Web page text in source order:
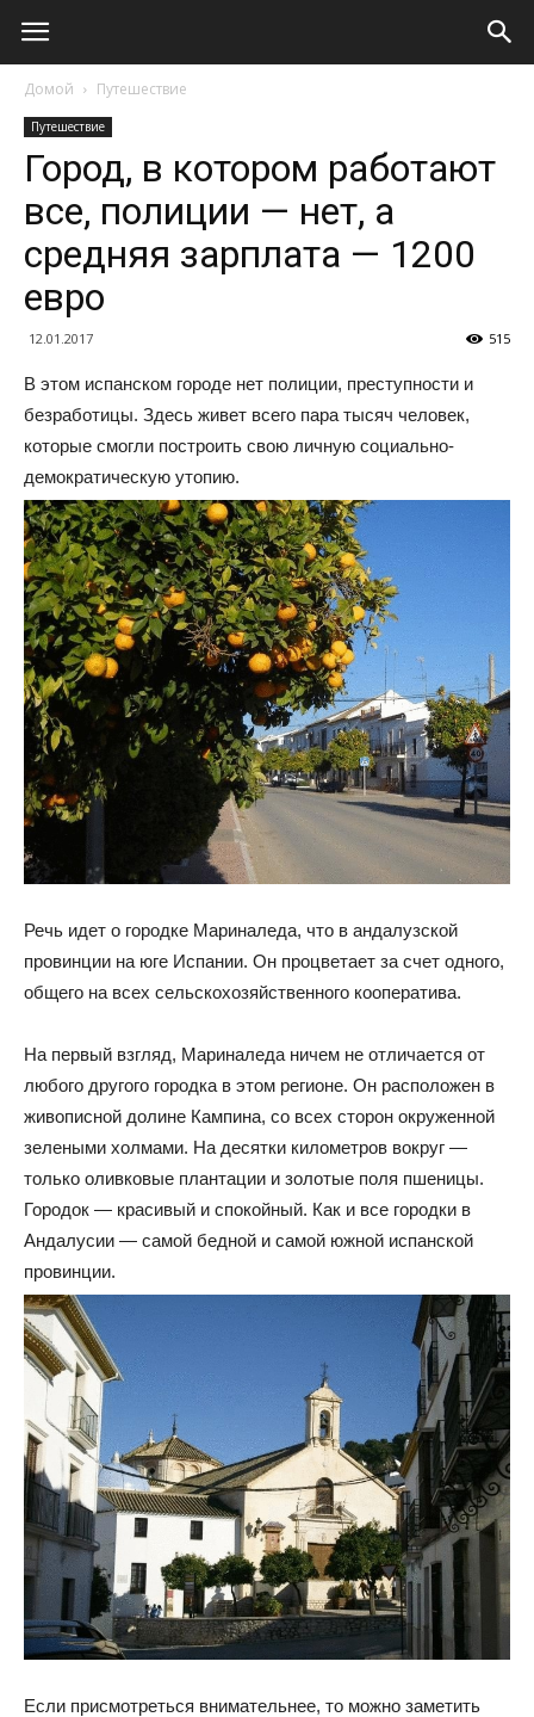
Домой Путешествие
Путешествие
Город, в котором работают
все, полиции — нет, а
средняя зарплата — 1200
евро
12.01.2017 515
В этом испанском городе нет полиции, преступности и
безработицы. Здесь живет всего пара тысяч человек,
которые смогли построить свою личную социально-
демократическую утопию.
Речь идет о городке Мариналеда, что в андалузской
провинции на юге Испании. Он процветает за счет одного,
общего на всех сельскохозяйственного кооператива.
На первый взгляд, Мариналеда ничем не отличается от
любого другого городка в этом регионе. Он расположен в
живописной долине Кампина, со всех сторон окруженной
зелеными холмами. На десятки километров вокруг —
только оливковые плантации и золотые поля пшеницы.
Городок — красивый и спокойный. Как и все городки в
Андалусии — самой бедной и самой южной испанской
провинции.
Если присмотреться внимательнее, то можно заметить